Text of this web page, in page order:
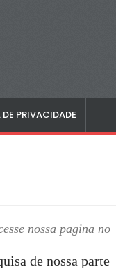
PRIVACIDADE
nossa pagina no
de nossa parte